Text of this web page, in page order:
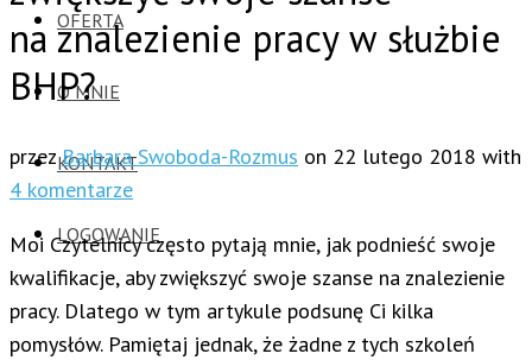
OFERTA
O MNIE
KONTAKT
LOGOWANIE
na znalezienie pracy w służbie
BHP?
przezBarbara Swoboda-Rozmus on 22 lutego 2018 with
4 komentarze
Moi Czytelnicy często pytają mnie, jak podnieść swoje
kwalifikacje, aby zwiększyć swoje szanse na znalezienie
pracy. Dlatego w tym artykule podsunę Ci kilka
pomysłów. Pamiętaj jednak, że żadne z tych szkoleń